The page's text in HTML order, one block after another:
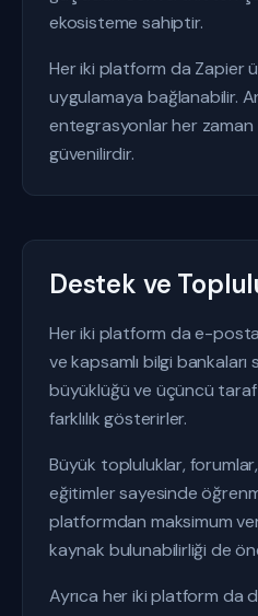
ekosisteme sahiptir.
Her iki platform da Zapier
uygulamaya bağlanabilir.
entegrasyonlar her zaman
güvenilirdir.
Destek ve
Her iki platform da e-
ve kapsamlı bilgi
büyüklüğü ve üçüncü taraf
farklılık gösterirler.
Büyük topluluklar,
eğitimler sayesinde
platformdan maksimum
kaynak bulunabilirliği de
Ayrıca her iki platform da